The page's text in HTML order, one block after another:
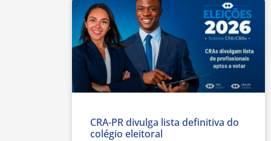
CRA-PR divulga lista definitiva do
colégio eleitoral